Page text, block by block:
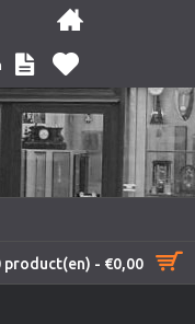
product(en) - €0,00